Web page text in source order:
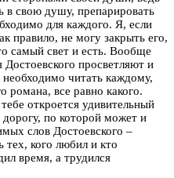
в свою душу, препарировать
для каждого. Я, если
правило, не могу закрыть его,
самый свет и есть. Вообще
Достоевского просветляют и
читать каждому,
романа, все равно какого.
откроется удивительный
по которой может и
слов Достоевского –
тех, кого любил и кто
время, а трудился